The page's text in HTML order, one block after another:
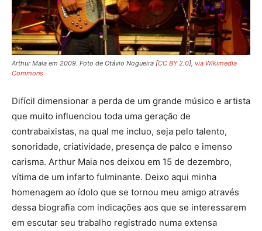
Arthur Maia em 2009. Foto de Otávio Nogueira [CC BY 2.0], via Wikimedia
Commons
Difícil dimensionar a perda de um grande músico e artista
que muito influenciou toda uma geração de
contrabaixistas, na qual me incluo, seja pelo talento,
sonoridade, criatividade, presença de palco e imenso
carisma. Arthur Maia nos deixou em 15 de dezembro,
vítima de um infarto fulminante. Deixo aqui minha
homenagem ao ídolo que se tornou meu amigo através
dessa biografia com indicações aos que se interessarem
em escutar seu trabalho registrado numa extensa